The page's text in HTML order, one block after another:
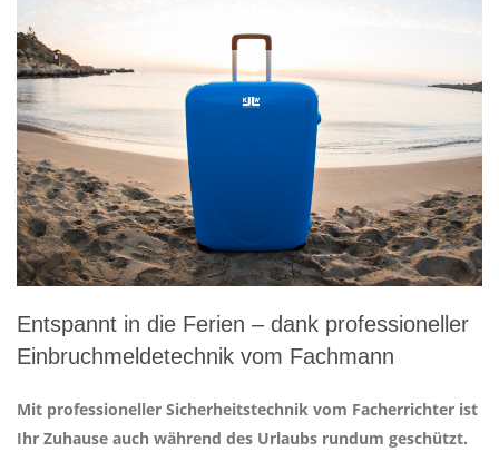
Entspannt in die Ferien – dank professioneller
Einbruchmeldetechnik vom Fachmann
Mit professioneller Sicherheitstechnik vom Facherrichter ist
Ihr Zuhause auch während des Urlaubs rundum geschützt.